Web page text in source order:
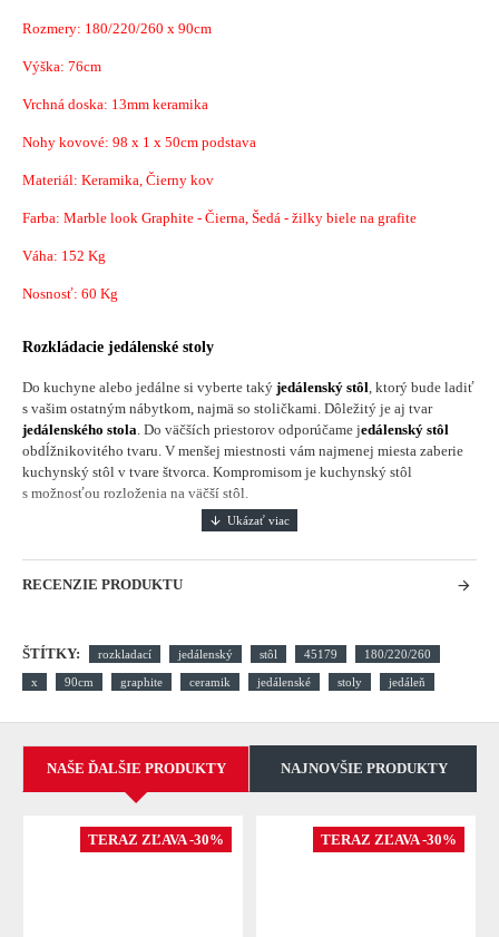
Rozmery: 180/220/260 x 90cm
Výška: 76cm
Vrchná doska: 13mm keramika
Nohy kovové: 98 x 1 x 50cm podstava
Materiál: Keramika, Čierny kov
Farba: Marble look Graphite - Čierna, Šedá - žilky biele na grafite
Váha: 152 Kg
Nosnosť: 60 Kg
Rozkládacie jedálenské stoly
Do kuchyne alebo jedálne si vyberte taký jedálenský stôl, ktorý bude ladiť
s vašim ostatným nábytkom, najmä so stoličkami. Dôležitý je aj tvar
jedálenského stola. Do väčších priestorov odporúčame jedálenský stôl
obdĺžnikovitého tvaru. V menšej miestnosti vám najmenej miesta zaberie
kuchynský stôl v tvare štvorca. Kompromisom je kuchynský stôl
s možnosťou rozloženia na väčší stôl.
RECENZIE PRODUKTU
ŠTÍTKY: rozkladací jedálenský stôl 45179 180/220/260
x 90cm graphite ceramik jedálenské stoly jedáleň
NAŠE ĎALŠIE PRODUKTY NAJNOVŠIE PRODUKTY
TERAZ ZĽAVA -30% TERAZ ZĽAVA -30%